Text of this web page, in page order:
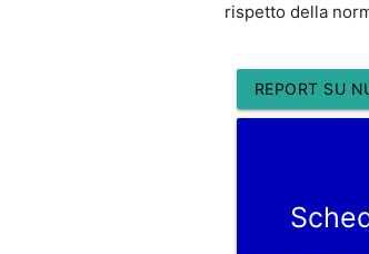
rispetto della
REPORT SU